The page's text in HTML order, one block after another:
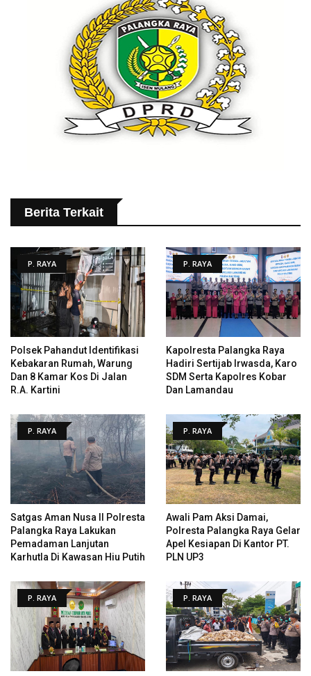
Berita Terkait
P. RAYA
Polsek Pahandut Identifikasi
Kebakaran Rumah, Warung
Dan 8 Kamar Kos Di Jalan
R.A. Kartini
P. RAYA
Kapolresta Palangka Raya
Hadiri Sertijab Irwasda, Karo
SDM Serta Kapolres Kobar
Dan Lamandau
P. RAYA
Satgas Aman Nusa II Polresta
Palangka Raya Lakukan
Pemadaman Lanjutan
Karhutla Di Kawasan Hiu Putih
P. RAYA
Awali Pam Aksi Damai,
Polresta Palangka Raya Gelar
Apel Kesiapan Di Kantor PT.
PLN UP3
P. RAYA P. RAYA